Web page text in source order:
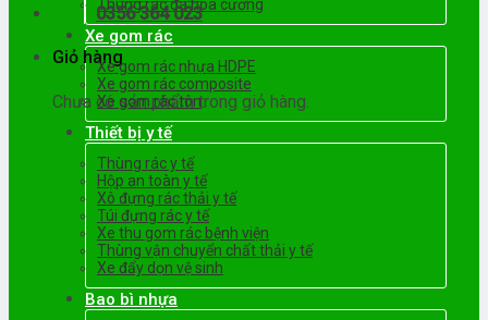
0356 364 023
Giỏ hàng
Chưa có sản phẩm trong giỏ hàng.
Thùng rác đá hoa cương
Xe gom rác
Xe gom rác nhựa HDPE
Xe gom rác composite
Xe gom rác tôn
Thiết bị y tế
Thùng rác y tế
Hộp an toàn y tế
Xô đựng rác thải y tế
Túi đựng rác y tế
Xe thu gom rác bệnh viện
Thùng vận chuyển chất thải y tế
Xe đẩy dọn vệ sinh
Bao bì nhựa